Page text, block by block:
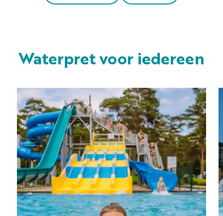
Waterpret voor iedereen